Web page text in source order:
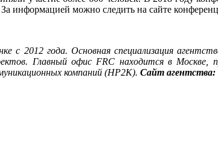
информацией можно следить на сайте
с 2012 года. Основная специализация
Главный офис FRC находится в
компаний (НР2К). Сайт агентства: